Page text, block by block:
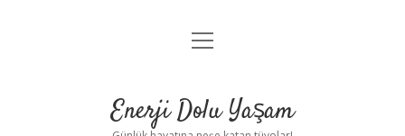
Anasayfa
Yasal Uyarı
menüyü
Enerji Dolu Yaşam